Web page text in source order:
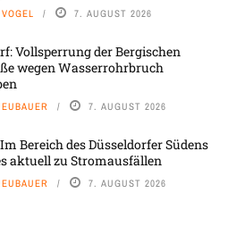
7. AUGUST 2026
Vollsperrung der Bergischen
wegen Wasserrohrbruch
7. AUGUST 2026
Bereich des Düsseldorfer Südens
aktuell zu Stromausfällen
7. AUGUST 2026